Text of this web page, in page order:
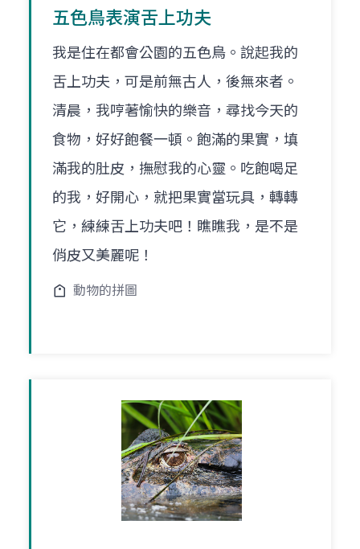
五色鳥表演舌上功夫
我是住在都會公園的五色鳥。說起我的
舌上功夫，可是前無古人，後無來者。
清晨，我哼著愉快的樂音，尋找今天的
食物，好好飽餐一頓。飽滿的果實，填
滿我的肚皮，撫慰我的心靈。吃飽喝足
的我，好開心，就把果實當玩具，轉轉
它，練練舌上功夫吧！瞧瞧我，是不是
俏皮又美麗呢！
動物的拼圖